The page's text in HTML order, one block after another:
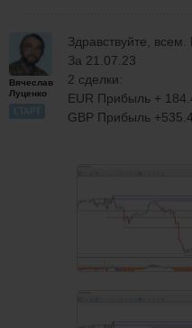
Вячеслав
Луценко
СТАРТ
Здравствуйте,
За 21.07.23
2 сделки:
EUR Прибыль +
GBP Прибыль